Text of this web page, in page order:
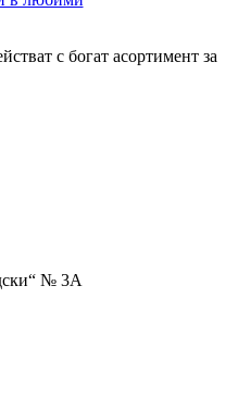
с богат асортимент за
№ 3A